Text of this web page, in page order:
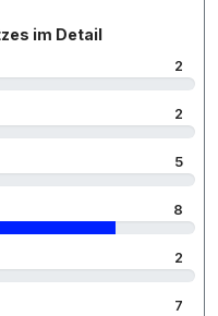
im Detail
2
2
5
8
2
7